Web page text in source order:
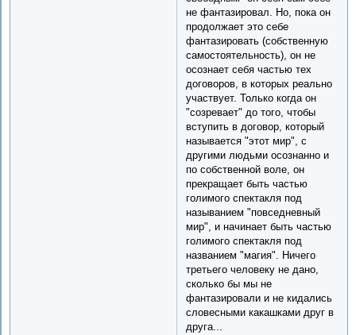
не фантазировал. Но, пока он
продолжает это себе
фантазировать (собственную
самостоятельность), он не
осознает себя частью тех
договоров, в которых реально
участвует. Только когда он
"созревает" до того, чтобы
вступить в договор, который
называется "этот мир", с
другими людьми осознанно и
по собственной воле, он
прекращает быть частью
голимого спектакля под
называнием "повседневный
мир", и начинает быть частью
голимого спектакля под
названием "магия". Ничего
третьего человеку не дано,
сколько бы мы не
фантазировали и не кидались
словесными какашками друг в
друга...